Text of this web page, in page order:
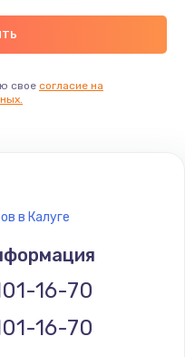
свое согласие на
в Калуге
16-70
16-70